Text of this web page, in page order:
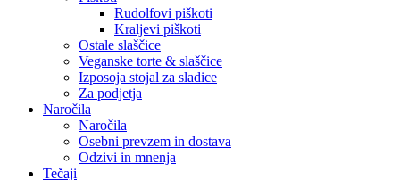
Rudolfovi piškoti
Kraljevi piškoti
Ostale slaščice
Veganske torte & slaščice
Izposoja stojal za sladice
Za podjetja
Naročila
Naročila
Osebni prevzem in dostava
Odzivi in mnenja
Tečaji